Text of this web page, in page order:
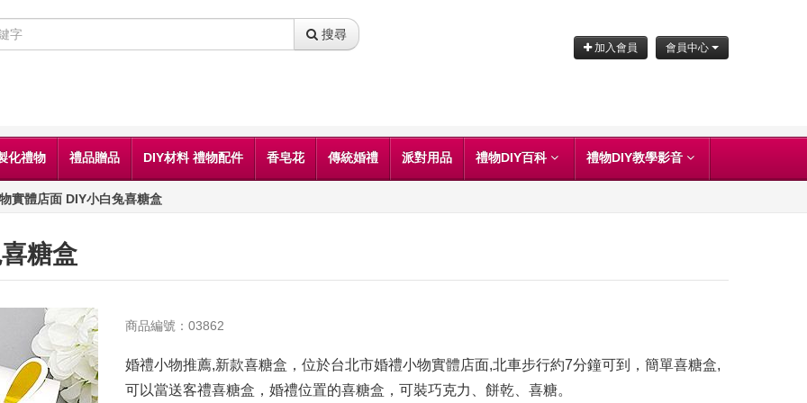
搜尋
加入會員 會員中心
化禮物 禮品贈品 DIY材料 禮物配件 香皂花 傳統婚禮 派對用品 禮物DIY百科 禮物DIY教學影音
實體店面 DIY小白兔喜糖盒
糖盒
商品編號：03862
婚禮小物推薦,新款喜糖盒，位於台北市婚禮小物實體店面,北車步行約7分鐘可到，簡單喜糖盒,
可以當送客禮喜糖盒，婚禮位置的喜糖盒，可裝巧克力、餅乾、喜糖。